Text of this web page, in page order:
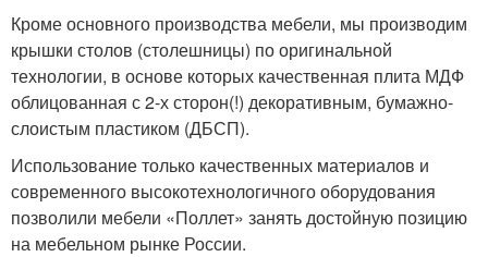
Кроме основного производства мебели, мы производим
крышки столов (столешницы) по оригинальной
технологии, в основе которых качественная плита МДФ
облицованная с 2-х сторон(!) декоративным, бумажно-
слоистым пластиком (ДБСП).
Использование только качественных материалов и
современного высокотехнологичного оборудования
позволили мебели «Поллет» занять достойную позицию
на мебельном рынке России.